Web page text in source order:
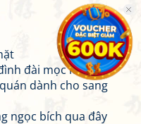
đài mọc lên
dành cho sang
ngọc bích qua đây